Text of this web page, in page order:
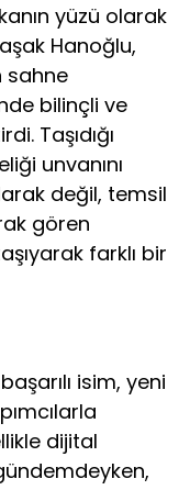
yüzü olarak
Hanoğlu,
sahne
bilinçli ve
Taşıdığı
unvanını
değil, temsil
gören
farklı bir
isim, yeni
dijital